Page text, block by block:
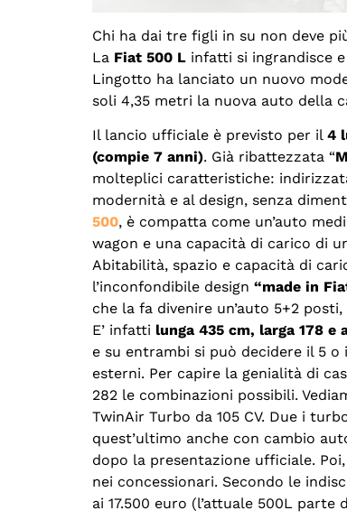
Chi ha dai tre figli in su non deve
La Fiat 500 L infatti si ingrandisce
Lingotto ha lanciato un nuovo
soli 4,35 metri la nuova auto della
Il lancio ufficiale è previsto per il 4
(compie 7 anni). Già ribattezzata “
molteplici caratteristiche:
modernità e al design, senza
500, è compatta come un’auto
wagon e una capacità di carico di
Abitabilità, spazio e capacità di
l’inconfondibile design “made in
che la fa divenire un’auto 5+2
E’ infatti lunga 435 cm, larga 178 e
e su entrambi si può decidere il 5
esterni. Per capire la genialità di
282 le combinazioni possibili.
TwinAir Turbo da 105 CV. Due i
quest’ultimo anche con cambio
dopo la presentazione ufficiale.
nei concessionari. Secondo le
ai 17.500 euro (l’attuale 500L parte